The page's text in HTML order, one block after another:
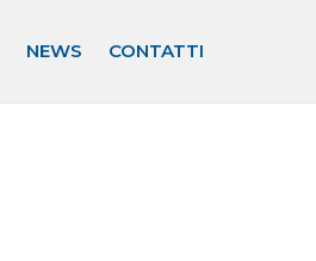
NEWS CONTATTI